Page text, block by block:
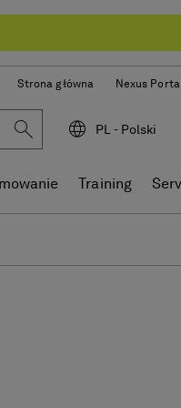
Strona główna Nexus
PL - Polski
Training